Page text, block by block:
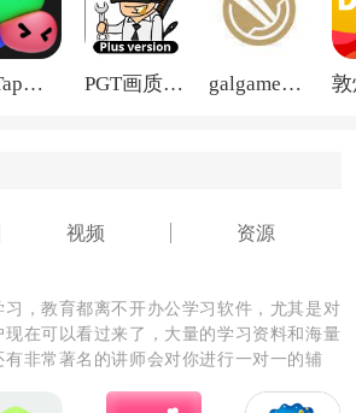
的知识学习，也注重培养孩子的价值
德和思想发展。
TapTap国际版2026 PGT画质助手旧版 galgame游戏盒子2026
视频 资源
，教育都离不开办公学习软件，尤其是对
在可以看过来了，大量的学习资料和海量
非常著名的讲师会对你进行一对一的辅